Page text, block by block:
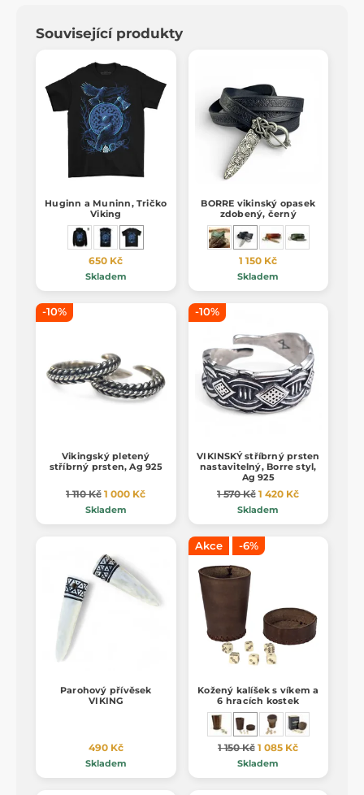
Související produkty
Huginn a Muninn, Tričko
Viking
650 Kč
Skladem
BORRE vikinský opasek
zdobený, černý
1 150 Kč
Skladem
-10%
Vikingský pletený
stříbrný prsten, Ag 925
1 110 Kč 1 000 Kč
Skladem
-10%
VIKINSKÝ stříbrný prsten
nastavitelný, Borre styl,
Ag 925
1 570 Kč 1 420 Kč
Skladem
Parohový přívěsek
VIKING
490 Kč
Skladem
Akce -6%
Kožený kalíšek s víkem a
6 hracích kostek
1 150 Kč 1 085 Kč
Skladem